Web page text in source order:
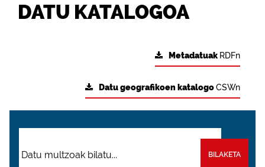
DATU KATALOGOA
Metadatuak RDFn
Datu geografikoen katalogoCSWn
BILAKETA